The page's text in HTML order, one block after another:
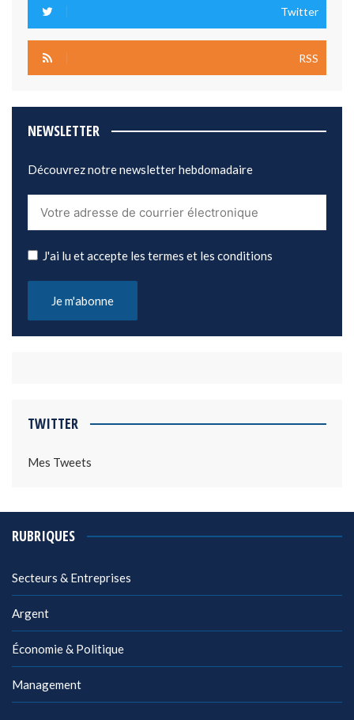
Twitter
RSS
NEWSLETTER
Découvrez notre newsletter hebdomadaire
J'ai lu et accepte les termes et les conditions
TWITTER
Mes Tweets
RUBRIQUES
Secteurs & Entreprises
Argent
Économie & Politique
Management